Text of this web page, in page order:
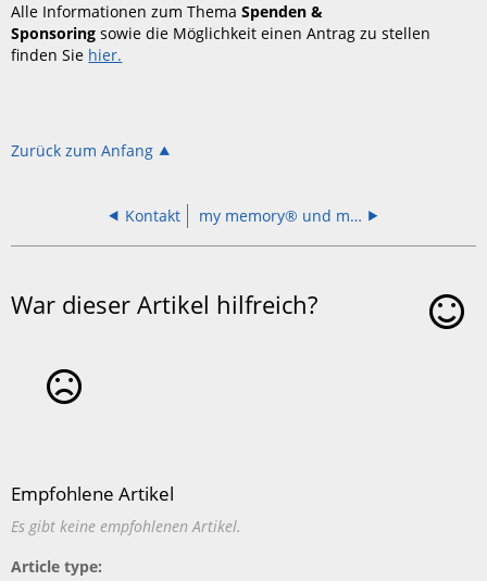
Alle Informationen zum ThemaSpenden &
Sponsoring sowie die Möglichkeit einen Antrag zu stellen
finden Sie hier.
Zurück zum Anfang
Kontakt my memory® und my PAIRfect
War dieser Artikel hilfreich?
Empfohlene Artikel
Es gibt keine empfohlenen Artikel.
Article type